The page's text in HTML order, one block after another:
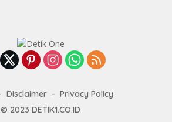
Disclaimer
Privacy Policy
© 2023 DETIK1.CO.ID